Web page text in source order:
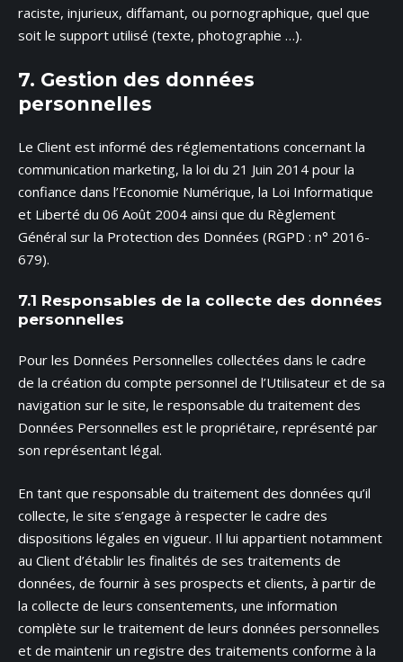
raciste, injurieux, diffamant, ou pornographique, quel que
soit le support utilisé (texte, photographie …).
7. Gestion des données
personnelles
Le Client est informé des réglementations concernant la
communication marketing, la loi du 21 Juin 2014 pour la
confiance dans l’Economie Numérique, la Loi Informatique
et Liberté du 06 Août 2004 ainsi que du Règlement
Général sur la Protection des Données (RGPD : n° 2016-
679).
7.1 Responsables de la collecte des données
personnelles
Pour les Données Personnelles collectées dans le cadre
de la création du compte personnel de l’Utilisateur et de sa
navigation sur le site, le responsable du traitement des
Données Personnelles est le propriétaire, représenté par
son représentant légal.
En tant que responsable du traitement des données qu’il
collecte, le site s’engage à respecter le cadre des
dispositions légales en vigueur. Il lui appartient notamment
au Client d’établir les finalités de ses traitements de
données, de fournir à ses prospects et clients, à partir de
la collecte de leurs consentements, une information
complète sur le traitement de leurs données personnelles
et de maintenir un registre des traitements conforme à la